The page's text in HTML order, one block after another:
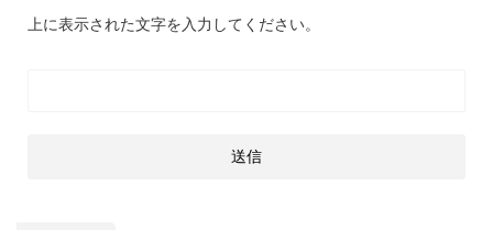
上に表示された文字を入力してください。